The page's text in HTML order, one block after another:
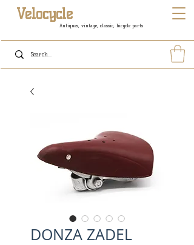
Antiques, vintage, classic, bicycle parts
Velocycle
DONZA ZADEL